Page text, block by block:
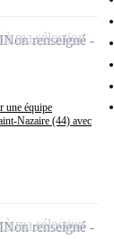
une équipe
Nazaire (44) avec
Non renseigné
ma sélection
Non renseigné
ma sélection